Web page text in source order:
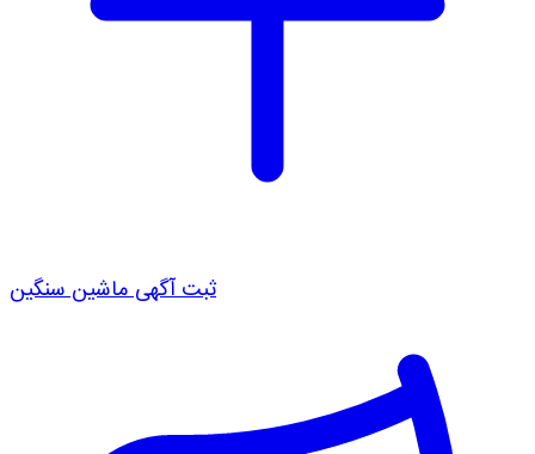
ثبت آگهی ماشین سنگین